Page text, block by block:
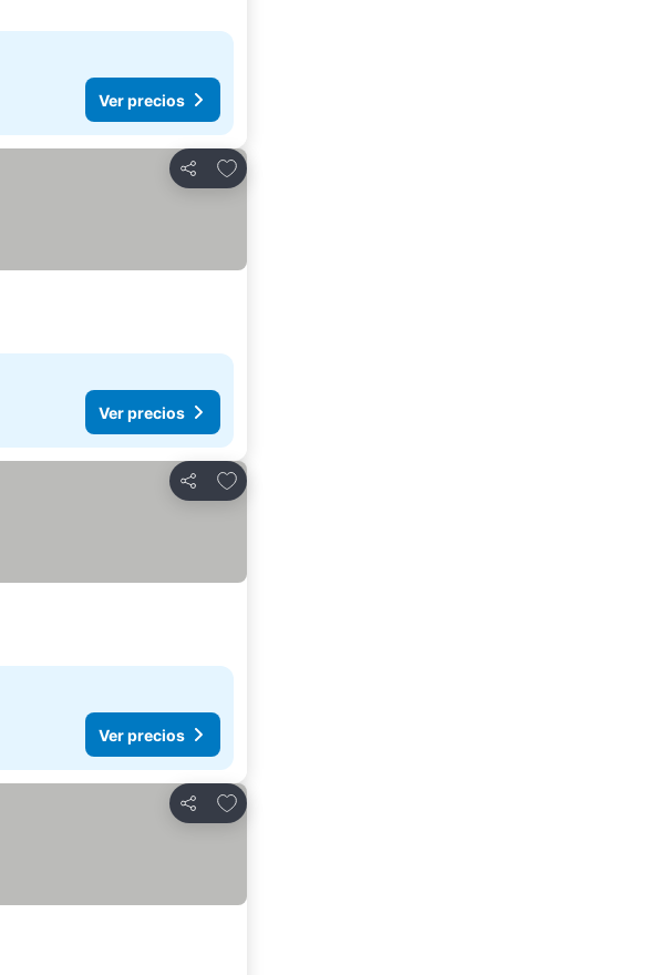
Ver precios
Compartir
Agregar a favoritos
Ver precios
Compartir
Agregar a favoritos
Ver precios
Compartir
Agregar a favoritos